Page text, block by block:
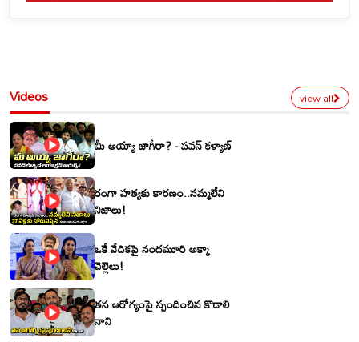
Videos view all
మీ అయ్యా జాగీరా? - పవన్ కళ్యాణ్
రంగా హత్యకు కారణం..నమ్మలేని
నిజాలు!
ఒకే వేదికపై నందమూరి అక్కా
చెల్లెలు!
తన ఆరోగ్యంపై స్పందించిన కొడాలి
నాని